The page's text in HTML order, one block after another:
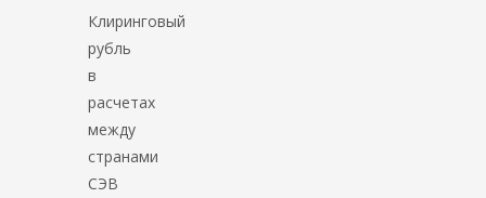
Клиринговый
рубль
в
расчетах
между
странами
СЭВ